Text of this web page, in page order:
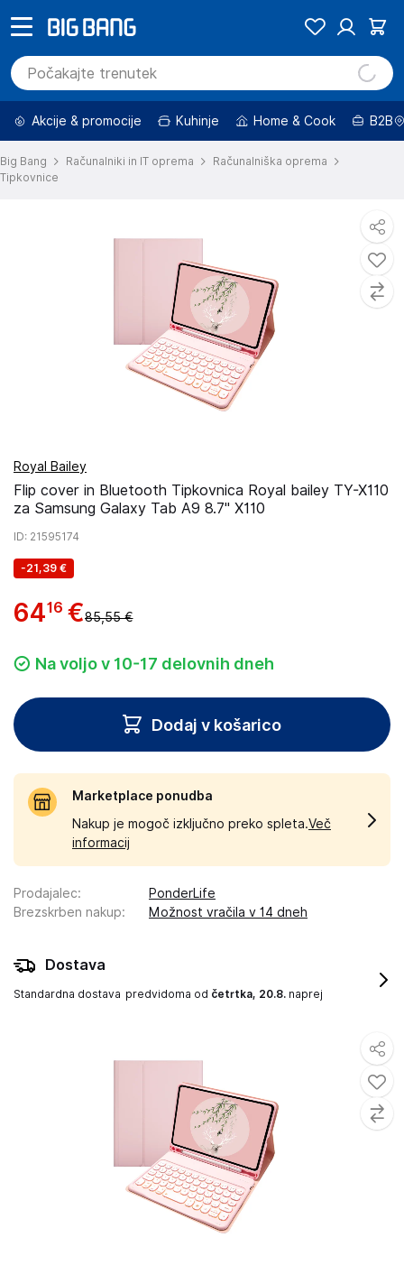
Akcije & promocije Kuhinje Home & Cook B2B
Big Bang Računalniki in IT oprema
Računalniška oprema
Tipkovnice
Royal Bailey
Flip cover in Bluetooth Tipkovnica Royal bailey TY-X110
za Samsung Galaxy Tab A9 8.7" X110
ID: 21595174
-21,39 €
6416 €85,55 €
Na voljo v 10-17 delovnih dneh
Dodaj v košarico
Marketplace ponudba
Nakup je mogoč izključno preko spleta.Več
informacij
Prodajalec:
PonderLife
Brezskrben nakup: Možnost vračila v 14 dneh
Dostava
Standardna dostava predvidoma od četrtka, 20.8. naprej